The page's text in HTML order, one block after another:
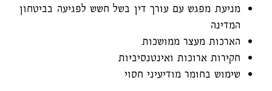
מניעת מפגש עם עורך דין בשל חשש לפגיעה בביטחון
המדינה
הארכות מעצר ממושכות
חקירות ארוכות ואינטנסיביות
שימוש בחומר מודיעיני חסוי